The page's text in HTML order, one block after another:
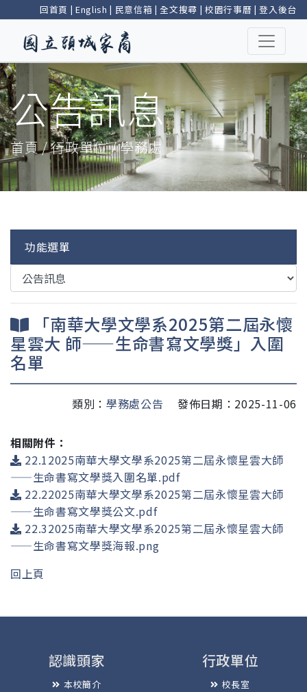
回首頁 | English | 民意信箱 |全文搜尋 | 校園行事曆 |登入後台
公告訊息
首頁 / 行政單位 / 學務處
功能選單
「南華大學文學系2025第二屆永懷
星雲大 師——生命書寫文學獎」入圍
名單
類別： 學務處公告 發佈日期：2025-11-06
相關附件：
22.12025南華大學文學系2025第二屆永懷星雲大師
——生命書寫文學獎入圍名單.pdf
22.22025南華大學文學系2025第二屆永懷星雲大師
——生命書寫文學獎公文.pdf
22.32025南華大學文學系2025第二屆永懷星雲大師
——生命書寫文學獎海報.png
回上頁
認識頭家
本校簡介
行政單位
校長室